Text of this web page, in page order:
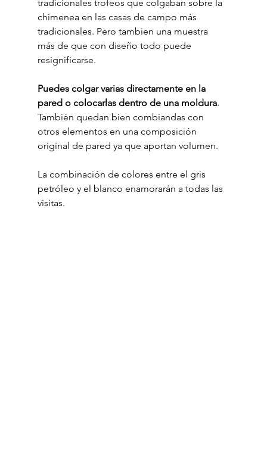
tradicionales trofeos que colgaban sobre la
chimenea en las casas de campo más
tradicionales. Pero tambien una muestra
más de que con diseño todo puede
resignificarse.
Puedes colgar varias directamente en la
pared o colocarlas dentro de una moldura.
También quedan bien combiandas con
otros elementos en una composición
original de pared ya que aportan volumen.
La combinación de colores entre el gris
petróleo y el blanco enamorarán a todas las
visitas.